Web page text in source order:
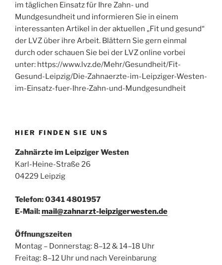
im täglichen Einsatz für Ihre Zahn- und
Mundgesundheit und informieren Sie in einem
interessanten Artikel in der aktuellen „Fit und gesund“
der LVZ über ihre Arbeit. Blättern Sie gern einmal
durch oder schauen Sie bei der LVZ online vorbei
unter: https://www.lvz.de/Mehr/Gesundheit/Fit-
Gesund-Leipzig/Die-Zahnaerzte-im-Leipziger-Westen-
im-Einsatz-fuer-Ihre-Zahn-und-Mundgesundheit
HIER FINDEN SIE UNS
Zahnärzte im Leipziger Westen
Karl-Heine-Straße 26
04229 Leipzig
Telefon: 0341 4801957
E-Mail:mail@zahnarzt-leipzigerwesten.de
Öffnungszeiten
Montag – Donnerstag: 8–12 & 14–18 Uhr
Freitag: 8–12 Uhr und nach Vereinbarung